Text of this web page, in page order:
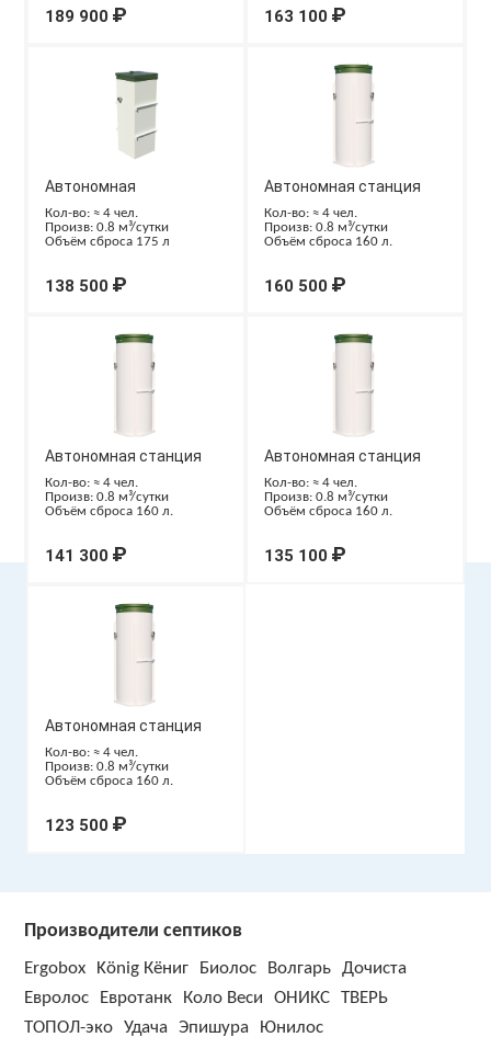
189 900 ₽ 163 100 ₽
Автономная
канализация ТОПАС-С 4
Кол-во: ≈ 4 чел.
Произв: 0.8 м³/сутки
Объём сброса 175 л
138 500 ₽
Автономная станция
ТОПОЛЬ 4 Пр Лонг
Кол-во: ≈ 4 чел.
Произв: 0.8 м³/сутки
Объём сброса 160 л.
160 500 ₽
Автономная станция
ТОПОЛЬ 4 Лонг
Кол-во: ≈ 4 чел.
Произв: 0.8 м³/сутки
Объём сброса 160 л.
141 300 ₽
Автономная станция
ТОПОЛЬ 4 Пр
Кол-во: ≈ 4 чел.
Произв: 0.8 м³/сутки
Объём сброса 160 л.
135 100 ₽
Автономная станция
ТОПОЛЬ 4
Кол-во: ≈ 4 чел.
Произв: 0.8 м³/сутки
Объём сброса 160 л.
123 500 ₽
Производители септиков
Ergobox König Кёниг Биолос Волгарь
Дочиста
Евролос
Евротанк Коло Веси ОНИКС
ТВЕРЬ
ТОПОЛ-эко
Удача Эпишура Юнилос